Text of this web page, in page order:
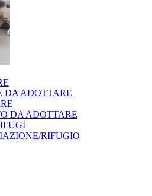
DA ADOTTARE
DA ADOTTARE
RIFUGIO